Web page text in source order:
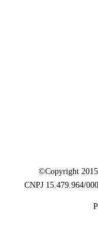
©Copyright
CNPJ 15.479.964/